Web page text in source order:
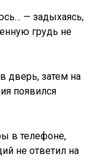
— задыхаясь,
грудь не
дверь, затем на
появился
в телефоне,
не ответил на